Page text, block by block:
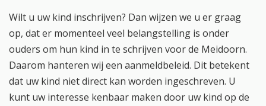
Wilt u uw kind inschrijven? Dan wijzen we u er graag
op, dat er momenteel veel belangstelling is onder
ouders om hun kind in te schrijven voor de Meidoorn.
Daarom hanteren wij een aanmeldbeleid. Dit betekent
dat uw kind niet direct kan worden ingeschreven. U
kunt uw interesse kenbaar maken door uw kind op de